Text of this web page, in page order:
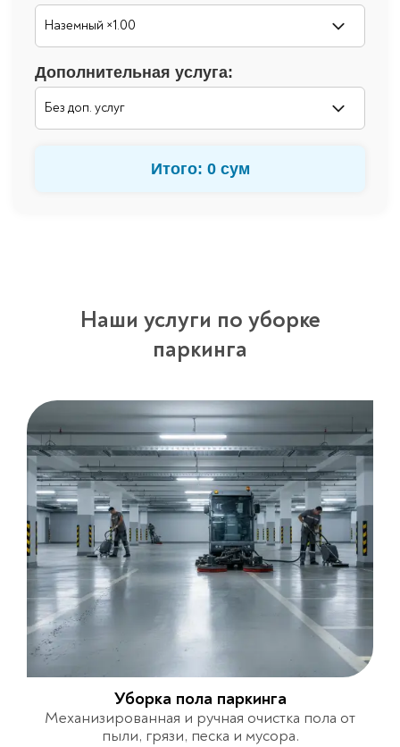
Дополнительная услуга:
Итого: 0 сум
Наши услуги по уборке
паркинга
Уборка пола паркинга
Механизированная и ручная очистка пола от
пыли, грязи, песка и мусора.